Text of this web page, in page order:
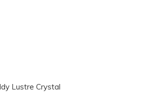
Lustre Crystal